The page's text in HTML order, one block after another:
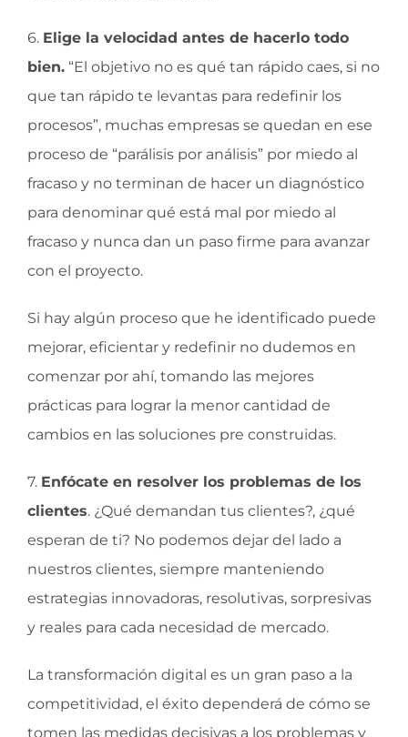
6. Elige la velocidad antes de hacerlo todo
bien. “El objetivo no es qué tan rápido caes, si no
que tan rápido te levantas para redefinir los
procesos”, muchas empresas se quedan en ese
proceso de “parálisis por análisis” por miedo al
fracaso y no terminan de hacer un diagnóstico
para denominar qué está mal por miedo al
fracaso y nunca dan un paso firme para avanzar
con el proyecto.
Si hay algún proceso que he identificado puede
mejorar, eficientar y redefinir no dudemos en
comenzar por ahí, tomando las mejores
prácticas para lograr la menor cantidad de
cambios en las soluciones pre construidas.
7. Enfócate en resolver los problemas de los
clientes. ¿Qué demandan tus clientes?, ¿qué
esperan de ti? No podemos dejar del lado a
nuestros clientes, siempre manteniendo
estrategias innovadoras, resolutivas, sorpresivas
y reales para cada necesidad de mercado.
La transformación digital es un gran paso a la
competitividad, el éxito dependerá de cómo se
tomen las medidas decisivas a los problemas y